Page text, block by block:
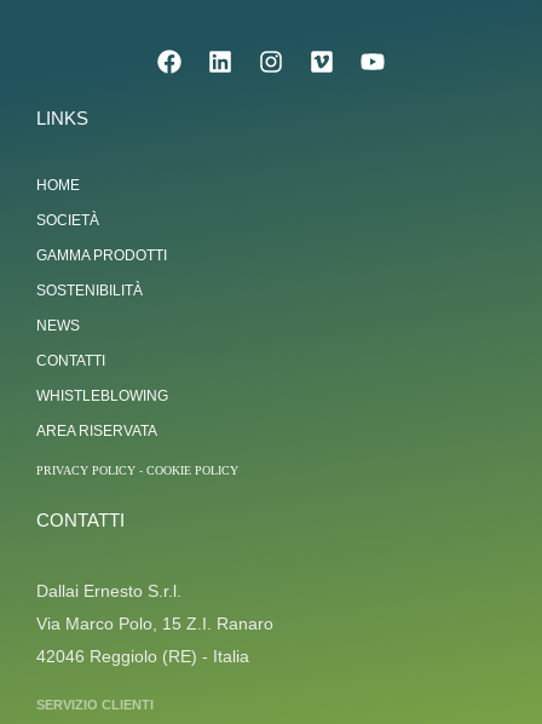
LINKS
HOME
SOCIETÀ
GAMMA PRODOTTI
SOSTENIBILITÀ
NEWS
CONTATTI
WHISTLEBLOWING
AREA RISERVATA
PRIVACY POLICY - COOKIE POLICY
CONTATTI
Dallai Ernesto S.r.l.
Via Marco Polo, 15 Z.I. Ranaro
42046 Reggiolo (RE) - Italia
SERVIZIO CLIENTI